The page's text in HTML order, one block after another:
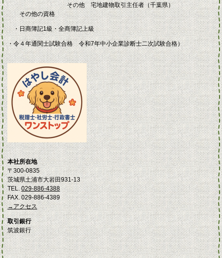
その他 宅地建物取引主任者（千葉県）
その他の資格
・日商簿記1級・全商簿記上級
・令４年通関士試験合格 令和7年中小企業診断士二次試験合格）
本社所在地
〒300-0835
茨城県土浦市大岩田931-13
TEL.029-886-4388
FAX. 029-886-4389
→アクセス
取引銀行
筑波銀行